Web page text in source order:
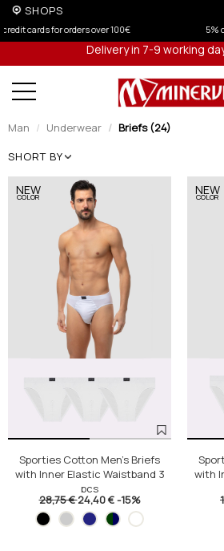
SHOPS
5% off for orders over 250€ for EU & 300€
Delivery in 7-9 working
Man Underwear
Briefs (24)
SHORT BY
NEW
COLOR
Sporties Cotton Men's Briefs
with Inner Elastic Waistband 3
pcs
28,75 €24,40 €-15%
NEW
COLOR
with